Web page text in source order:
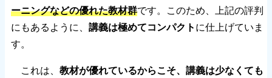
ーニングなどの優れた教材群です。このため、上記の評判
にもあるように、 講義は極めてコンパクト に仕上げていま
す。
これは、 教材が優れているからこそ、講義は少なくても